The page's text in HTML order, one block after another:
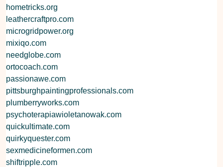
hometricks.org
leathercraftpro.com
microgridpower.org
mixiqo.com
needglobe.com
ortocoach.com
passionawe.com
pittsburghpaintingprofessionals.com
plumberryworks.com
psychoterapiawioletanowak.com
quickultimate.com
quirkyquester.com
sexmedicineformen.com
shiftripple.com